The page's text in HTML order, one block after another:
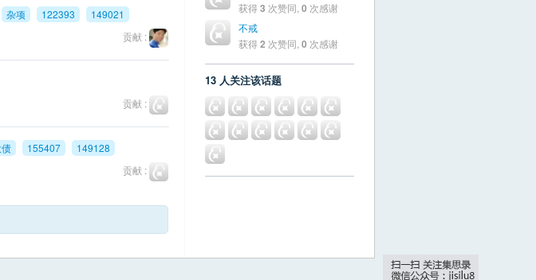
杂项 122393
149021
贡献 :
贡献 :
155407
149128
贡献 :
获得3 次赞同, 0 次感谢
不戒
获得2 次赞同, 0 次感谢
13 人关注该话题